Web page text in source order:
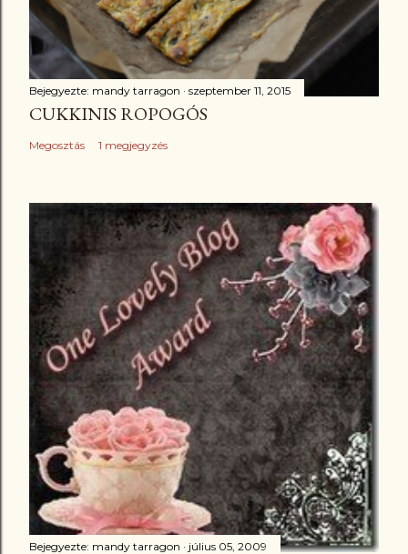
Bejegyezte: mandy tarragon szeptember 11, 2015
CUKKINIS ROPOGÓS
Megosztás 1 megjegyzés
Bejegyezte: mandy tarragon július 05, 2009